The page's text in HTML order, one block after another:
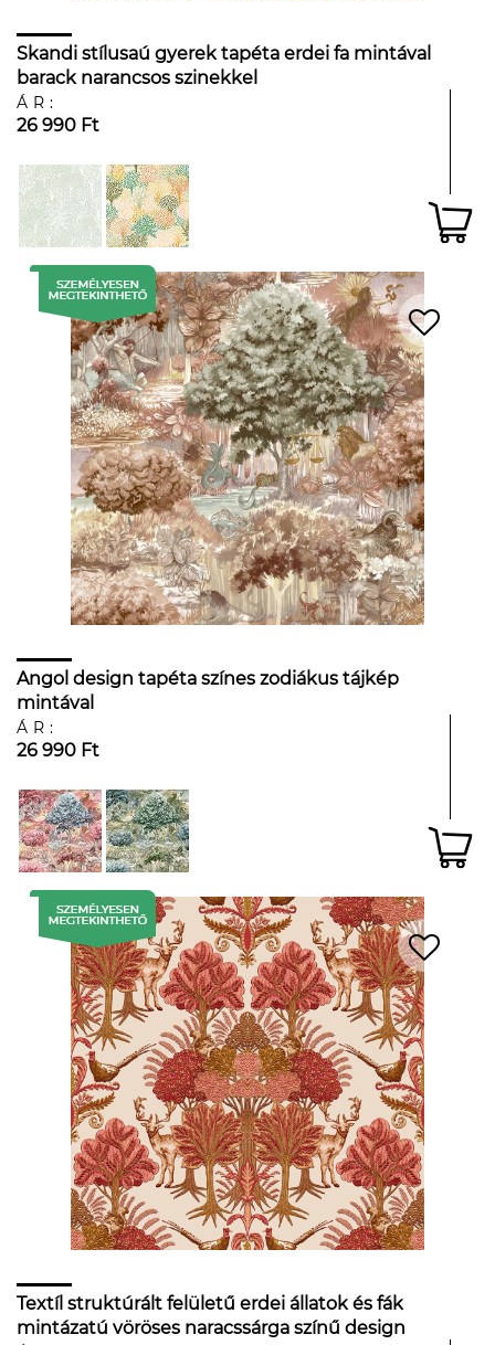
Skandi stílusaú gyerek tapéta erdei fa mintával
barack narancsos szinekkel
ÁR:
26 990 Ft
Angol design tapéta színes zodiákus tájkép
mintával
ÁR:
26 990 Ft
Textíl struktúrált felületű erdei állatok és fák
mintázatú vöröses naracssárga színű design